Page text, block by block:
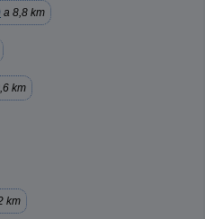
a 8,8 km
km
km